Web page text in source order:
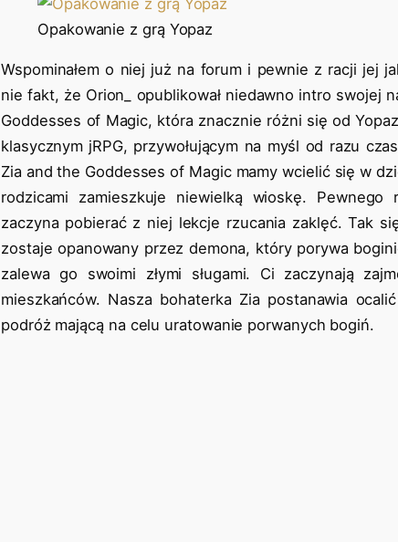
Opakowanie z grą Yopaz
Wspominałem o niej już na forum i pewnie z racji jej
nie fakt, że Orion_ opublikował niedawno intro swojej
Goddesses of Magic, która znacznie różni się od
klasycznym jRPG, przywołującym na myśl od razu
Zia and the Goddesses of Magic mamy wcielić się w
rodzicami zamieszkuje niewielką wioskę.
zaczyna pobierać z niej lekcje rzucania zaklęć. Tak
zostaje opanowany przez demona, który porywa
zalewa go swoimi złymi sługami. Ci zaczynają
mieszkańców. Nasza bohaterka Zia postanawia
podróż mającą na celu uratowanie porwanych bogiń.